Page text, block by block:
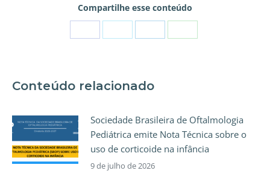
Compartilhe esse conteúdo
Conteúdo relacionado
Sociedade Brasileira de Oftalmologia
Pediátrica emite Nota Técnica sobre o
uso de corticoide na infância
9 de julho de 2026